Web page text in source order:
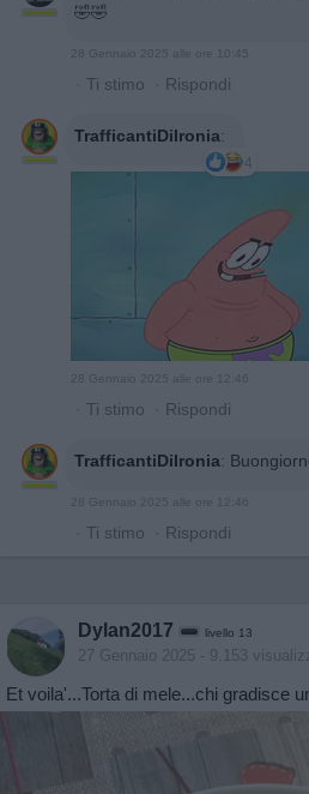
🤣🤣
28 Gennaio 2025 alle ore 10:45
· Ti stimo · Rispondi
TrafficantiDiIronia:
4
28 Gennaio 2025 alle ore 12:46
· Ti stimo · Rispondi
TrafficantiDiIronia:
28 Gennaio 2025 alle ore 12:46
· Ti stimo · Rispondi
Dylan2017 livello 13
27 Gennaio 2025 - 9.153
Et voila'...Torta di mele...chi gradisce